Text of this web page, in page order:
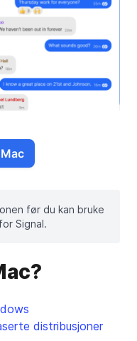
før du kan bruke
Signal.
distribusjoner